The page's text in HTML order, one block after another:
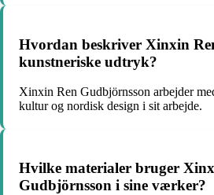
Hvordan beskriver Xinxin
kunstneriske udtryk?
Xinxin Ren Gudbjörnsson arbejder
kultur og nordisk design i sit arbejde.
Hvilke materialer bruger
Gudbjörnsson i sine værker?